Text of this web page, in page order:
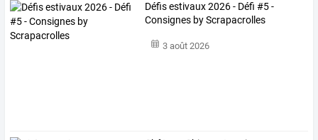
Défis estivaux 2026 - Défi #5 -
Consignes by Scrapacrolles
3 août 2026